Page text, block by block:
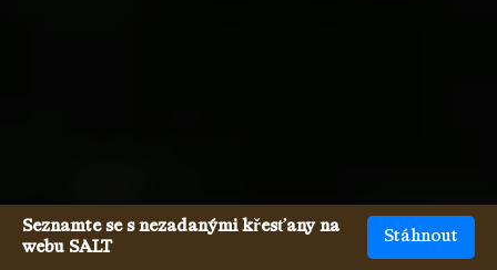
Seznamte se s nezadanými křesťany na
webu SALT
Stáhnout